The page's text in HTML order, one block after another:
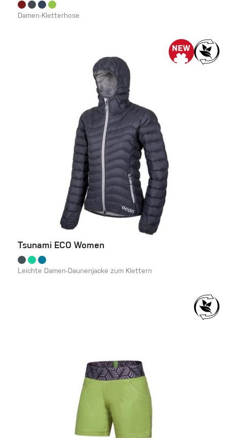
Damen-Kletterhose
Tsunami ECO Women
Leichte Damen-Daunenjacke zum Klettern